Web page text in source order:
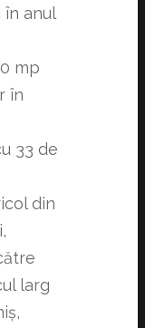
în anul
mp
în
33 de
din
larg